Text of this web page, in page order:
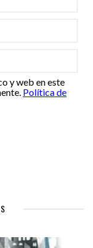
y web en este
Política de